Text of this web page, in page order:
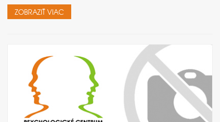
ZOBRAZIŤ VIAC